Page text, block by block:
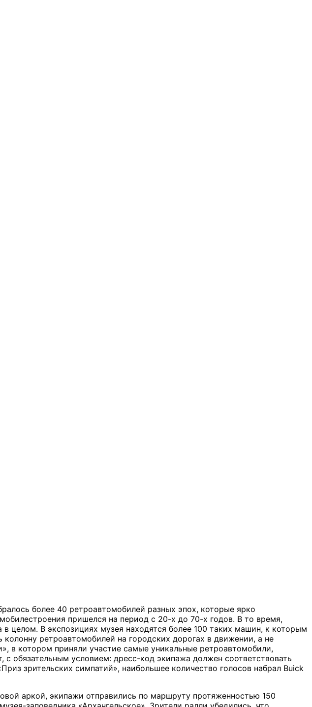
более 40 ретроавтомобилей разных эпох, которые ярко
пришелся на период с 20-х до 70-х годов. В то время,
целом. В экспозициях музея находятся более 100 таких машин, к которым
ретроавтомобилей на городских дорогах в движении, а не
в котором приняли участие самые уникальные ретроавтомобили,
обязательным условием: дресс-код экипажа должен соответствовать
зрительских симпатий», наибольшее количество голосов набрал Buick
аркой, экипажи отправились по маршруту протяженностью 150